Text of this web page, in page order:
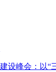
设峰会：以“